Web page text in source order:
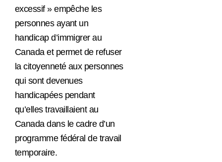
excessif » empêche les
personnes ayant un
handicap d’immigrer au
Canada et permet de refuser
la citoyenneté aux personnes
qui sont devenues
handicapées pendant
qu’elles travaillaient au
Canada dans le cadre d’un
programme fédéral de travail
temporaire.